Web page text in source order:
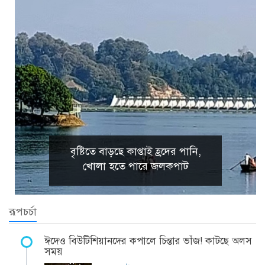
বৃষ্টিতে বাড়ছে কাপ্তাই হ্রদের পানি,
খোলা হতে পারে জলকপাট
রূপচর্চা
ঈদেও বিউটিশিয়ানদের কপালে চিন্তার ভাঁজ! কাটছে অলস
সময়